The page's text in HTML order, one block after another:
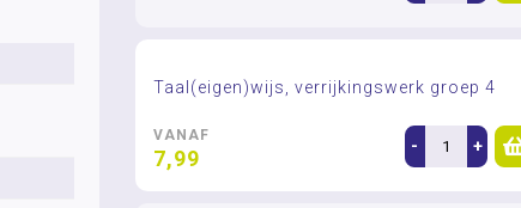
Taal(eigen)wijs, verrijkingswerk groep 4
VANAF
7,99 - +